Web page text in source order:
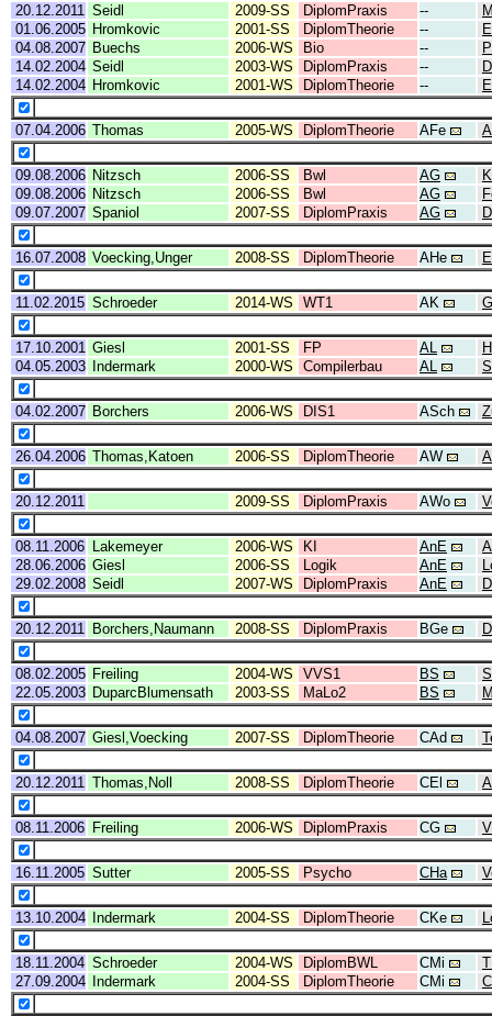
20.12.2011
Seidl 2009-SS DiplomPraxis --
01.06.2005 Hromkovic 2001-SS DiplomTheorie --
04.08.2007 Buechs 2006-WS Bio --
14.02.2004 Seidl 2003-WS DiplomPraxis --
14.02.2004 Hromkovic 2001-WS DiplomTheorie --
07.04.2006 Thomas 2005-WS DiplomTheorie AFe
09.08.2006 Nitzsch 2006-SS Bwl AG
09.08.2006 Nitzsch 2006-SS Bwl AG
09.07.2007 Spaniol 2007-SS DiplomPraxis AG
16.07.2008 Voecking,Unger 2008-SS DiplomTheorie AHe
11.02.2015 Schroeder 2014-WS WT1 AK
17.10.2001 Giesl 2001-SS FP AL
04.05.2003
Indermark 2000-WS Compilerbau AL
04.02.2007 Borchers 2006-WS DIS1 ASch
26.04.2006 Thomas,Katoen 2006-SS DiplomTheorie AW
20.12.2011 2009-SS DiplomPraxis AWo
08.11.2006 Lakemeyer 2006-WS KI AnE
28.06.2006 Giesl 2006-SS Logik AnE
29.02.2008 Seidl 2007-WS DiplomPraxis AnE
20.12.2011 Borchers,Naumann 2008-SS DiplomPraxis BGe
08.02.2005 Freiling 2004-WS VVS1 BS
22.05.2003 DuparcBlumensath 2003-SS MaLo2 BS
04.08.2007 Giesl,Voecking 2007-SS DiplomTheorie CAd
20.12.2011 Thomas,Noll 2008-SS DiplomTheorie CEl
08.11.2006 Freiling 2006-WS DiplomPraxis CG
16.11.2005 Sutter 2005-SS Psycho CHa
13.10.2004 Indermark 2004-SS DiplomTheorie CKe
18.11.2004 Schroeder 2004-WS DiplomBWL CMi
27.09.2004
Indermark 2004-SS DiplomTheorie CMi